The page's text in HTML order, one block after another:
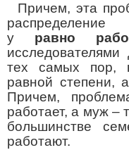
Причем, эта
у равно
тех самых пор,
равной степени,
Причем,
работает, а муж –
большинстве
работают.